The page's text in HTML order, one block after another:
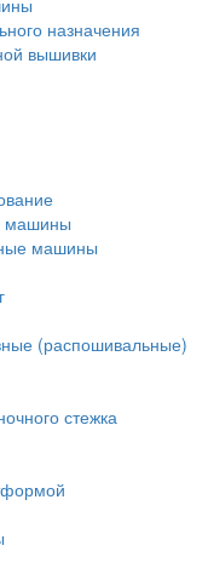
назначения
вышивки
машины
машины
(распошивальные)
стежка